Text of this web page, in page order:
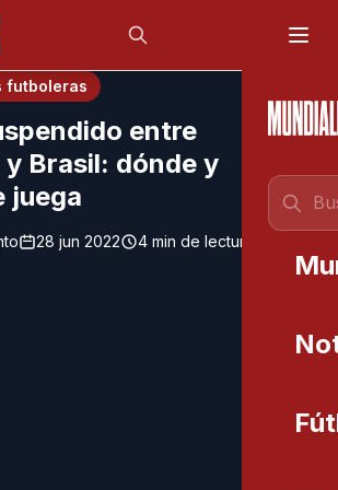
principal
futboleras
entre
Brasil: dónde y
juega
28 jun 2022 4 min de lectura